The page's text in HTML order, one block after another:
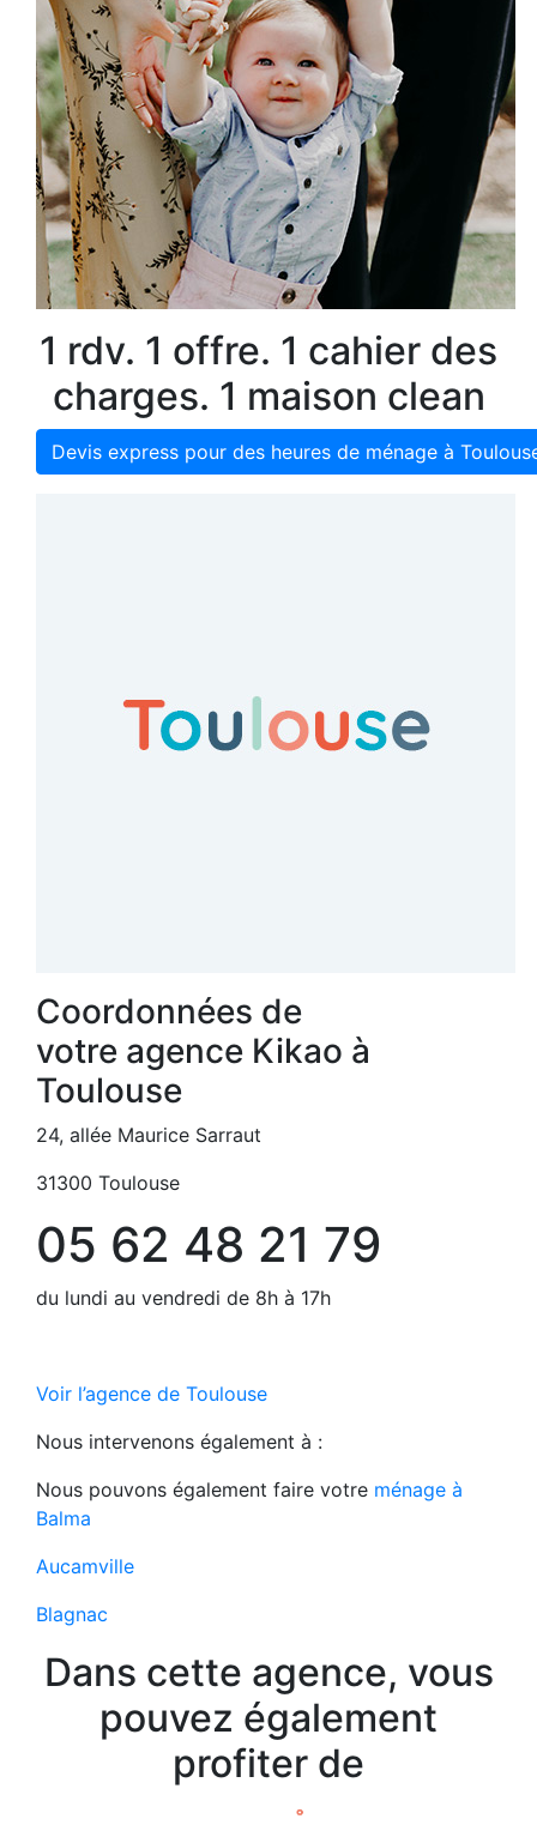
1 rdv. 1 offre. 1 cahier des
charges. 1 maison clean
Devis express pour des heures de ménage à
Coordonnées de
votre agence Kikao à
Toulouse
24, allée Maurice Sarraut
31300 Toulouse
05 62 48 21 79
du lundi au vendredi de 8h à 17h
Voir l’agence de Toulouse
Nous intervenons également à :
Nous pouvons également faire votre ménage à
Balma
Aucamville
Blagnac
Dans cette agence, vous
pouvez également
profiter de